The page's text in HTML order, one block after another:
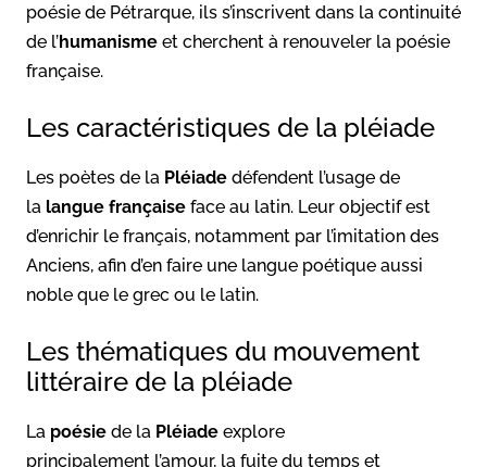
poésie de Pétrarque, ils s’inscrivent dans la continuité
de l’humanisme et cherchent à renouveler la poésie
française.
Les caractéristiques de la pléiade
Les poètes de la Pléiade défendent l’usage de
la langue française face au latin. Leur objectif est
d’enrichir le français, notamment par l’imitation des
Anciens, afin d’en faire une langue poétique aussi
noble que le grec ou le latin.
Les thématiques du mouvement
littéraire de la pléiade
La poésie de la Pléiade explore
principalement l’amour, la fuite du temps et